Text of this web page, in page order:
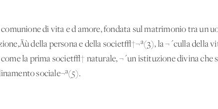
di vita e d'amore, fondata sul matrimonio tra un
della persona e della societ√†¬ª(3), la ¬´culla della
la prima societ√† naturale, ¬´un'istituzione divina che
sociale¬ª(5).